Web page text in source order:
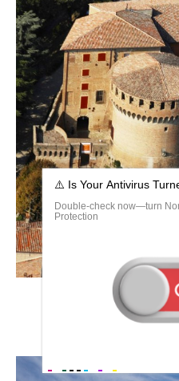
Италия замок